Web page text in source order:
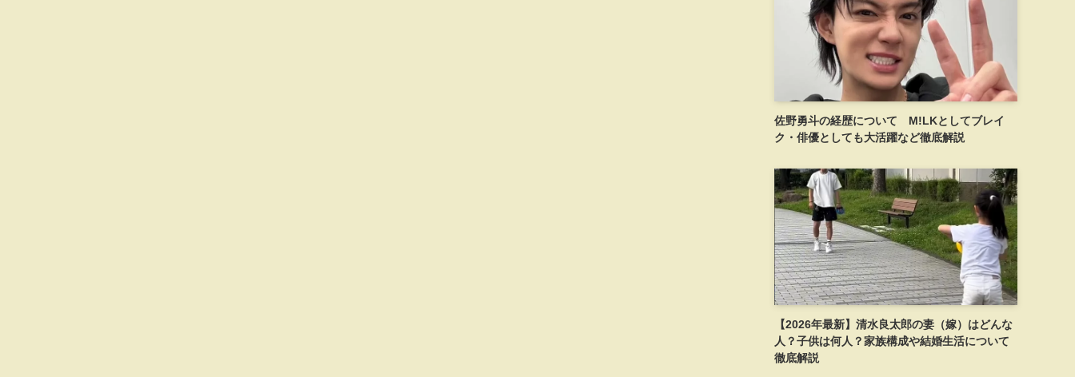
佐野勇斗の経歴について M!LKとしてブレイ
ク・俳優としても大活躍など徹底解説
【2026年最新】清水良太郎の妻（嫁）はどんな
人？子供は何人？家族構成や結婚生活について
徹底解説